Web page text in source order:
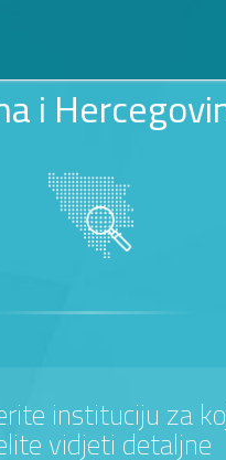
i
instituciju za
vidjeti detaljne